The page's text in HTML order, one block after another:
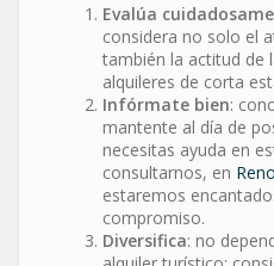
Evalúa
considera no solo el
también la actitud de
alquileres de corta
Infórmate bien:
mantente al día de
necesitas ayuda en
consultarnos, en
estaremos
compromiso.
Diversifica: no